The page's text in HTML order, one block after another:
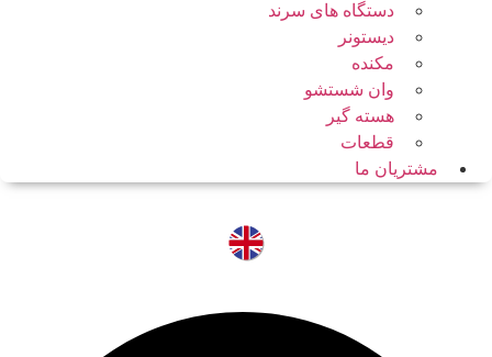
دستگاه های سرند
دیستونر
مکنده
وان شستشو
هسته گیر
قطعات
مشتریان ما